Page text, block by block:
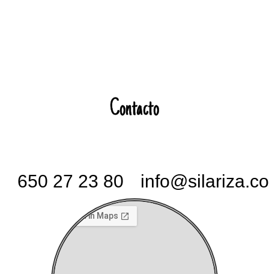
Contacto
650 27 23 80